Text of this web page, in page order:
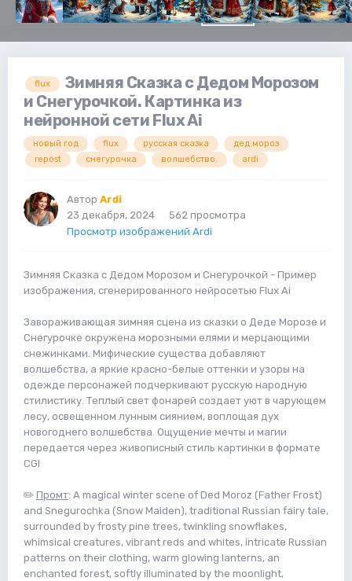
flux
Зимняя Сказка с Дедом Морозом
и Снегурочкой. Картинка из
нейронной сети Flux Ai
новый год flux русская сказка
дед мороз
repost
снегурочка волшебство. ardi
Автор Ardi
23 декабря, 2024
562 просмотра
Просмотр изображений Ardi
Зимняя Сказка с Дедом Морозом и Снегурочкой - Пример
изображения, сгенерированного нейросетью Flux Ai
Завораживающая зимняя сцена из сказки о Деде Морозе и
Снегурочке окружена морозными елями и мерцающими
снежинками. Мифические существа добавляют
волшебства, а яркие красно-белые оттенки и узоры на
одежде персонажей подчеркивают русскую народную
стилистику. Теплый свет фонарей создает уют в чарующем
лесу, освещенном лунным сиянием, воплощая дух
новогоднего волшебства. Ощущение мечты и магии
передается через живописный стиль картинки в формате
CGI
✏️ Промт: A magical winter scene of Ded Moroz (Father Frost)
and Snegurochka (Snow Maiden), traditional Russian fairy tale,
surrounded by frosty pine trees, twinkling snowflakes,
whimsical creatures, vibrant reds and whites, intricate Russian
patterns on their clothing, warm glowing lanterns, an
enchanted forest, softly illuminated by the moonlight,